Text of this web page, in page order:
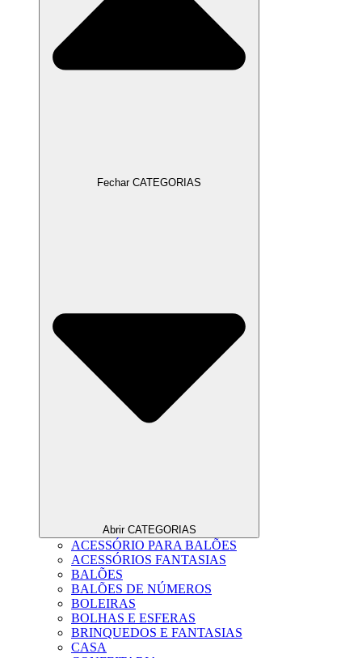
Fechar CATEGORIAS
Abrir CATEGORIAS
ACESSÓRIO PARA BALÕES
ACESSÓRIOS FANTASIAS
BALÕES
BALÕES DE NÚMEROS
BOLEIRAS
BOLHAS E ESFERAS
BRINQUEDOS E FANTASIAS
CASA